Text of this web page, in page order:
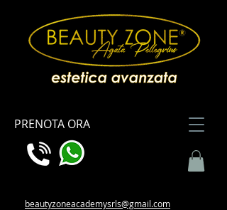
PRENOTA ORA
beautyzoneacademysrls@gmail.com